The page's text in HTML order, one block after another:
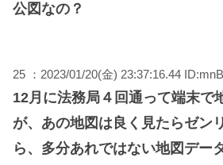
公図なの？
25 ：2023/01/20(金) 23:37:16.44
12月に法務局４回通って端末で
が、あの地図は良く見たらゼン
ら、多分あれではない地図デー